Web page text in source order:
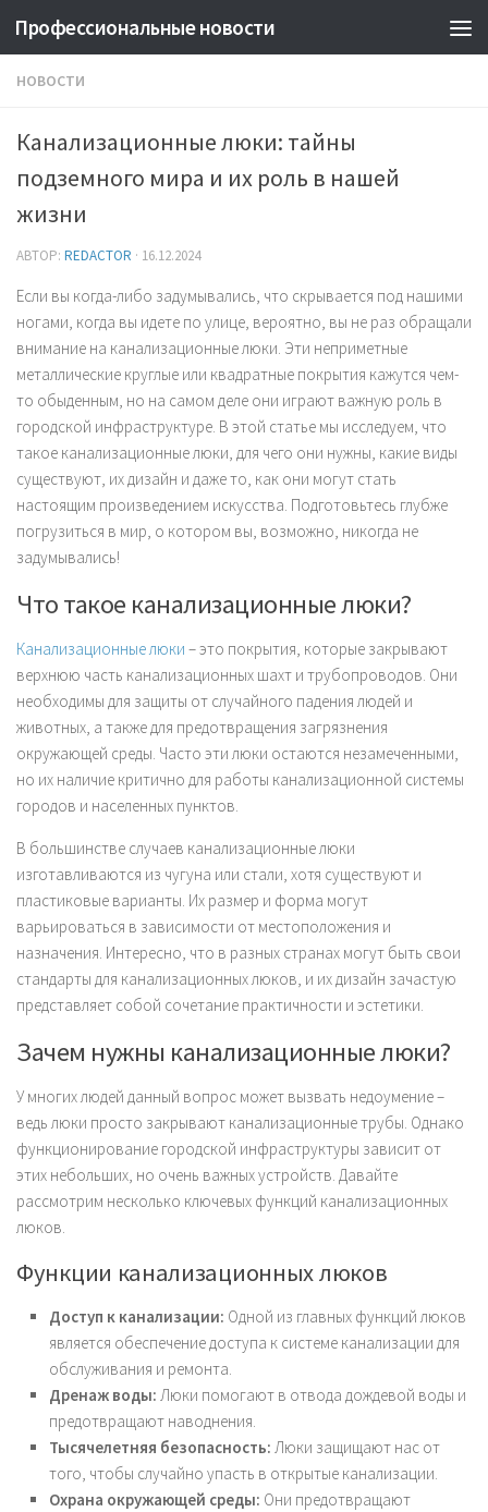
Профессиональные новости
НОВОСТИ
Канализационные люки: тайны
подземного мира и их роль в нашей
жизни
АВТОР: REDACTOR · 16.12.2024
Если вы когда-либо задумывались, что скрывается под нашими
ногами, когда вы идете по улице, вероятно, вы не раз обращали
внимание на канализационные люки. Эти неприметные
металлические круглые или квадратные покрытия кажутся чем-
то обыденным, но на самом деле они играют важную роль в
городской инфраструктуре. В этой статье мы исследуем, что
такое канализационные люки, для чего они нужны, какие виды
существуют, их дизайн и даже то, как они могут стать
настоящим произведением искусства. Подготовьтесь глубже
погрузиться в мир, о котором вы, возможно, никогда не
задумывались!
Что такое канализационные люки?
Канализационные люки – это покрытия, которые закрывают
верхнюю часть канализационных шахт и трубопроводов. Они
необходимы для защиты от случайного падения людей и
животных, а также для предотвращения загрязнения
окружающей среды. Часто эти люки остаются незамеченными,
но их наличие критично для работы канализационной системы
городов и населенных пунктов.
В большинстве случаев канализационные люки
изготавливаются из чугуна или стали, хотя существуют и
пластиковые варианты. Их размер и форма могут
варьироваться в зависимости от местоположения и
назначения. Интересно, что в разных странах могут быть свои
стандарты для канализационных люков, и их дизайн зачастую
представляет собой сочетание практичности и эстетики.
Зачем нужны канализационные люки?
У многих людей данный вопрос может вызвать недоумение –
ведь люки просто закрывают канализационные трубы. Однако
функционирование городской инфраструктуры зависит от
этих небольших, но очень важных устройств. Давайте
рассмотрим несколько ключевых функций канализационных
люков.
Функции канализационных люков
Доступ к канализации: Одной из главных функций люков
является обеспечение доступа к системе канализации для
обслуживания и ремонта.
Дренаж воды: Люки помогают в отвода дождевой воды и
предотвращают наводнения.
Тысячелетняя безопасность: Люки защищают нас от
того, чтобы случайно упасть в открытые канализации.
Охрана окружающей среды: Они предотвращают